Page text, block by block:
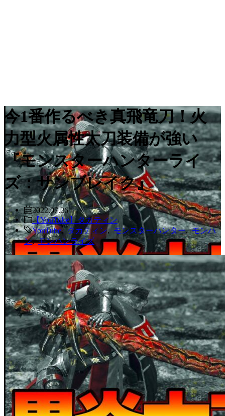
今1番作るべき真飛竜刀！火
力型火属性太刀装備が強い
『モンスターハンターライ
ズ：サンブレイク』
2022.07.26
【YouTube】タカティン
YouTube,タカティン, モンスターハンター,モンハ
ン,モンハンライズ